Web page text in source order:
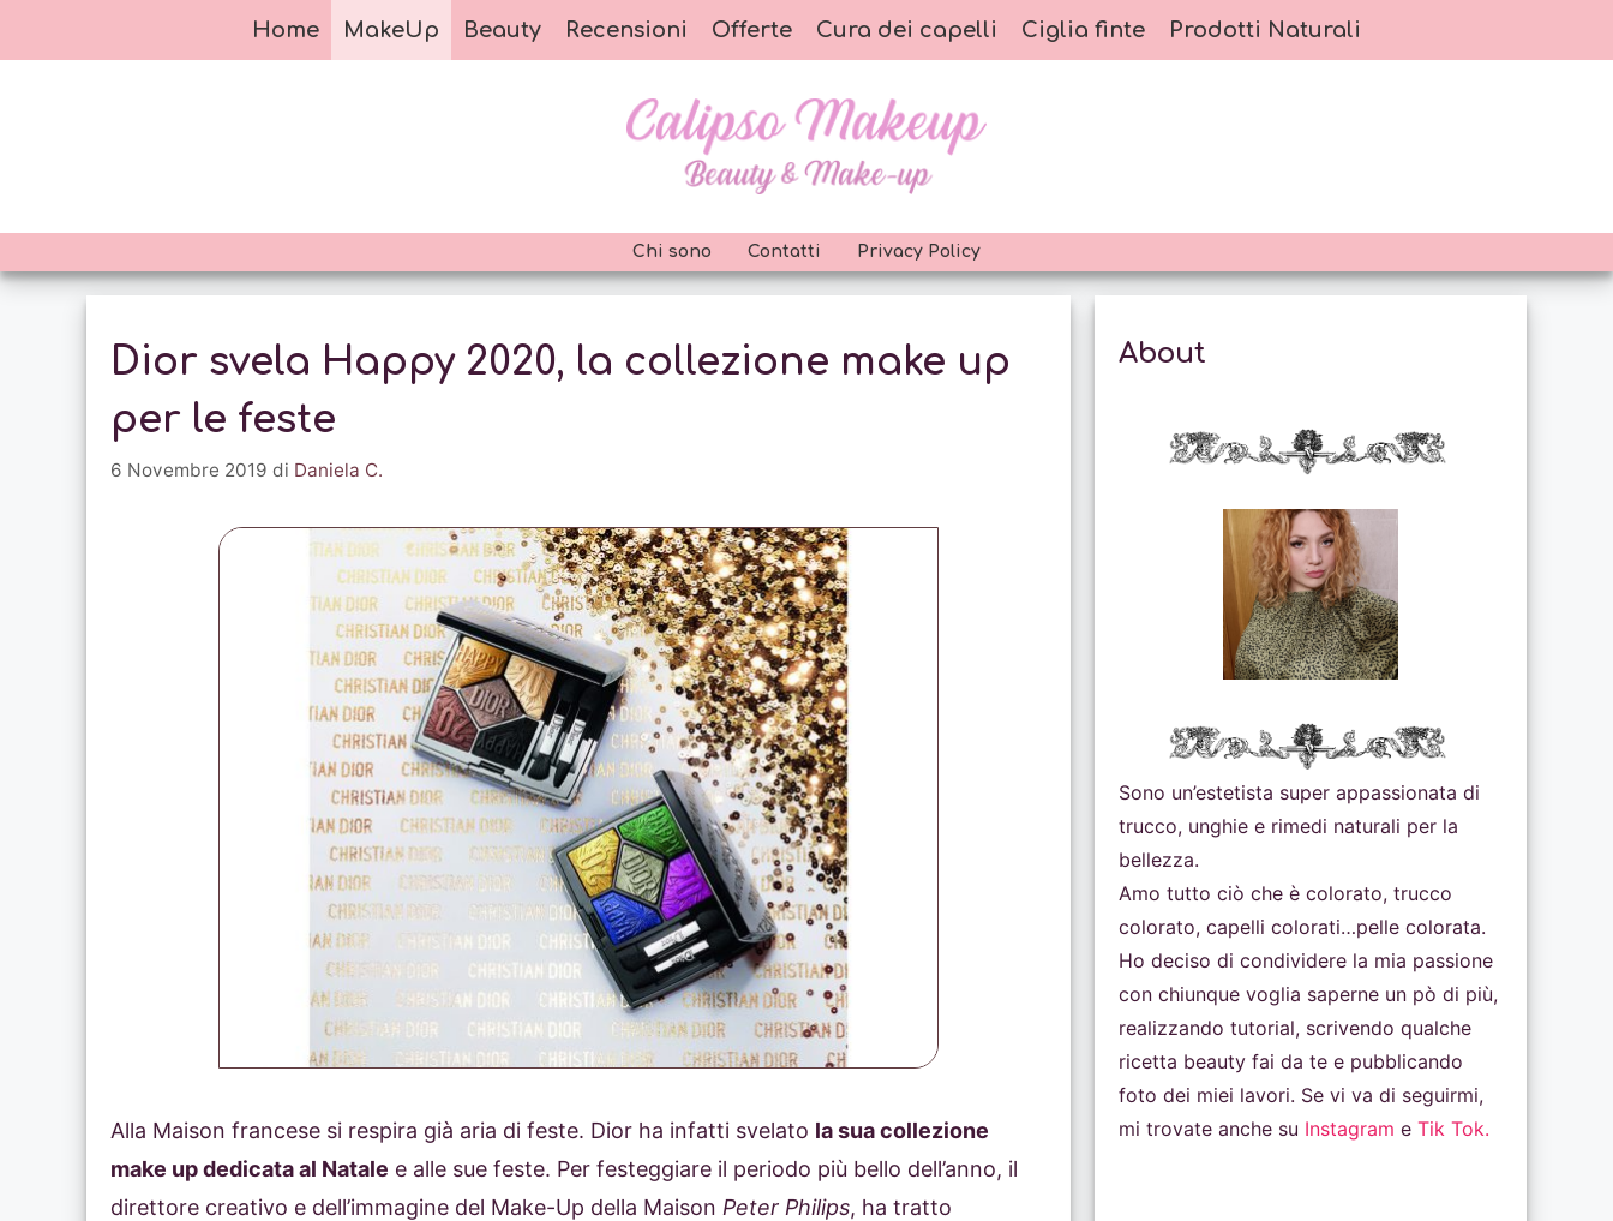
al
Home MakeUp Beauty Recensioni Offerte Cura dei capelli Ciglia finte Prodotti Naturali
Chi sono Contatti Privacy Policy
Dior svela Happy 2020, la collezione make up
per le feste
6 Novembre 2019 di Daniela C.
Alla Maison francese si respira già aria di feste. Dior ha infatti svelato la sua collezione
make up dedicata al Natale e alle sue feste. Per festeggiare il periodo più bello dell’anno, il
direttore creativo e dell’immagine del Make-Up della Maison Peter Philips, ha tratto
About
Sono un’estetista super appassionata di
trucco, unghie e rimedi naturali per la
bellezza.
Amo tutto ciò che è colorato, trucco
colorato, capelli colorati…pelle colorata.
Ho deciso di condividere la mia passione
con chiunque voglia saperne un pò di più,
realizzando tutorial, scrivendo qualche
ricetta beauty fai da te e pubblicando
foto dei miei lavori. Se vi va di seguirmi,
mi trovate anche su Instagram e Tik Tok.